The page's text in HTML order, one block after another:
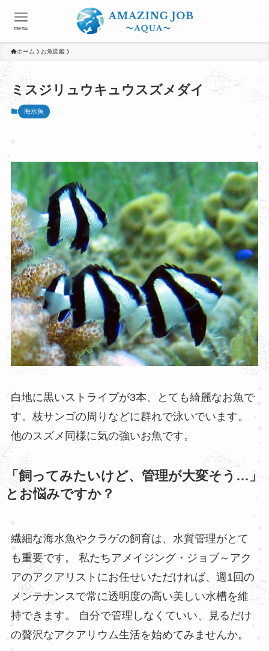
menu
ホーム お魚図鑑
ミスジリュウキュウスズメダイ
海水魚
白地に黒いストライプが3本、とても綺麗なお魚で
す。枝サンゴの周りなどに群れで泳いでいます。
他のスズメ同様に気の強いお魚です。
「飼ってみたいけど、管理が大変そう…」
とお悩みですか？
繊細な海水魚やクラゲの飼育は、水質管理がとて
も重要です。 私たちアメイジング・ジョブ～アク
アのアクアリストにお任せいただければ、週1回の
メンテナンスで常に透明度の高い美しい水槽を維
持できます。 自分で管理しなくていい、見るだけ
の贅沢なアクアリウム生活を始めてみませんか。